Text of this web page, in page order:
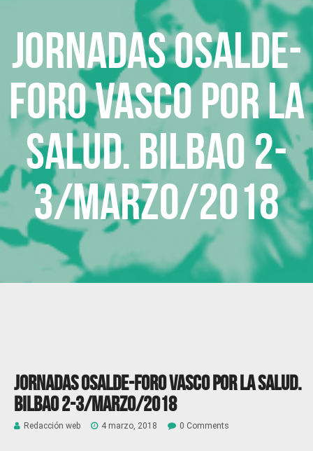
Jornadas Osalde-
Foro Vasco por la
Salud. Bilbao 2-
3/marzo/2018
Jornadas Osalde-Foro Vasco por la Salud.
Bilbao 2-3/marzo/2018
Redacción web 4 marzo, 2018 0 Comments